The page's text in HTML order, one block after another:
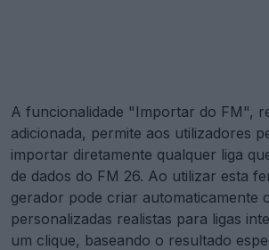
A funcionalidade "Importar do FM",
adicionada, permite aos utilizadores
importar diretamente qualquer liga
de dados do FM 26. Ao utilizar esta
gerador pode criar automaticamente
personalizadas realistas para ligas
um clique, baseando o resultado